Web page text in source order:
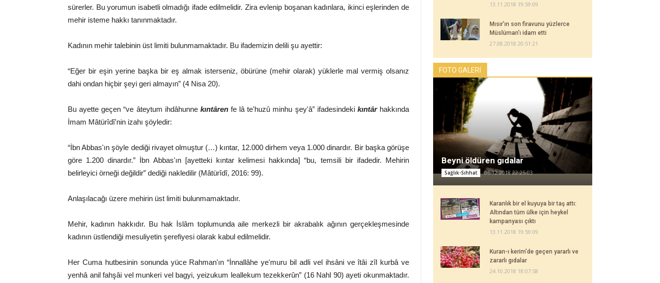
sürerler. Bu yorumun isabetli olmadığı ifade edilmelidir. Zira evlenip boşanan kadınlara, ikinci eşlerinden de
mehir isteme hakkı tanınmaktadır.
Kadının mehir talebinin üst limiti bulunmamaktadır. Bu ifademizin delili şu ayettir:
“Eğer bir eşin yerine başka bir eş almak isterseniz, öbürüne (mehir olarak) yüklerle mal vermiş olsanız
dahi ondan hiçbir şeyi geri almayın” (4 Nisa 20).
Bu ayette geçen “ve âteytum ihdâhunne kıntârenfe lâ te'huzû minhu şey'â” ifadesindeki kıntâr hakkında
İmam Mâtürîdî'nin izahı şöyledir:
“İbn Abbas'ın şöyle dediği rivayet olmuştur (…) kıntar, 12.000 dirhem veya 1.000 dinardır. Bir başka görüşe
göre 1.200 dinardır.” İbn Abbas'ın [ayetteki kıntar kelimesi hakkında] “bu, temsili bir ifadedir. Mehirin
belirleyici örneği değildir” dediği nakledilir (Mâtürîdî, 2016: 99).
Anlaşılacağı üzere mehirin üst limiti bulunmamaktadır.
Mehir, kadının hakkıdır. Bu hak İslâm toplumunda aile merkezli bir akrabalık ağının gerçekleşmesinde
kadının üstlendiği mesuliyetin şerefiyesi olarak kabul edilmelidir.
Her Cuma hutbesinin sonunda yüce Rahman'ın “İnnallâhe ye'muru bil adli vel ihsâni ve îtâi zîl kurbâ ve
yenhâ anil fahşâi vel munkeri vel bagyi, yeizukum leallekum tezekkerûn” (16 Nahl 90) ayeti okunmaktadır.
13.11.2018 19:59:09
Mısır'ın son firavunu yüzlerce
Müslüman'ı idam etti
27.08.2018 20:51:21
FOTO GALERİ
Beyni öldüren gıdalar
Sağlık-Sıhhat 06.12.2018 22:25:03
Karanlık bir el kuyuya bir taş attı:
Altından tüm ülke için heykel
kampanyası çıktı
13.11.2018 19:59:09
Kuran-ı kerim'de geçen yararlı ve
zararlı gıdalar
24.10.2018 18:07:58